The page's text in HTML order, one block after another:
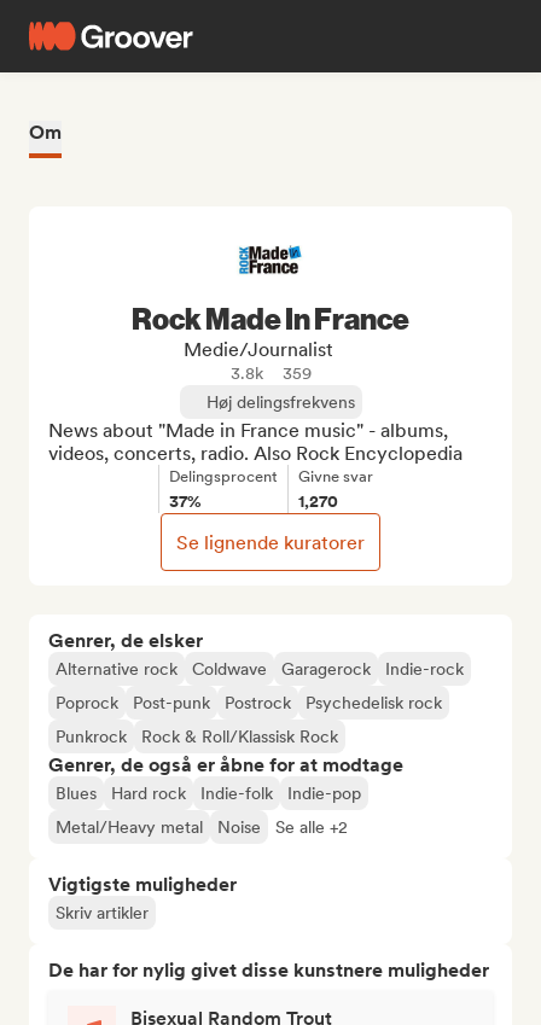
Om
Genrer, de elsker
Alternative rock Coldwave Garagerock
Indie-rock
Poprock
Post-punk Postrock
Psychedelisk rock
Punkrock
Rock & Roll/Klassisk Rock
Genrer, de også er åbne for at modtage
Blues Hard rock Indie-folk
Indie-pop
Metal/Heavy metal
Noise Se alle +2
Vigtigste muligheder
Skriv artikler
De har for nylig givet disse kunstnere muligheder
Bisexual Random Trout
Rock Made In France
Medie/journalist
3.8k
359
Høj delingsfrekvens
News about "Made in France music" - albums,
videos, concerts, radio. Also Rock Encyclopedia
Delingsprocent
37%
Givne svar
1,270
Se lignende kuratorer